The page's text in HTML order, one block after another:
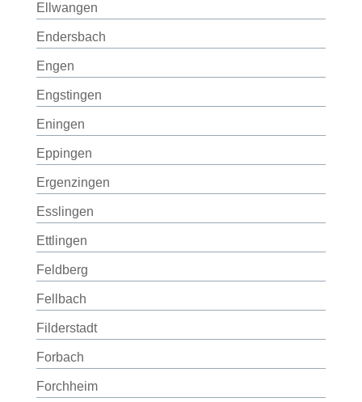
Ellwangen
Endersbach
Engen
Engstingen
Eningen
Eppingen
Ergenzingen
Esslingen
Ettlingen
Feldberg
Fellbach
Filderstadt
Forbach
Forchheim